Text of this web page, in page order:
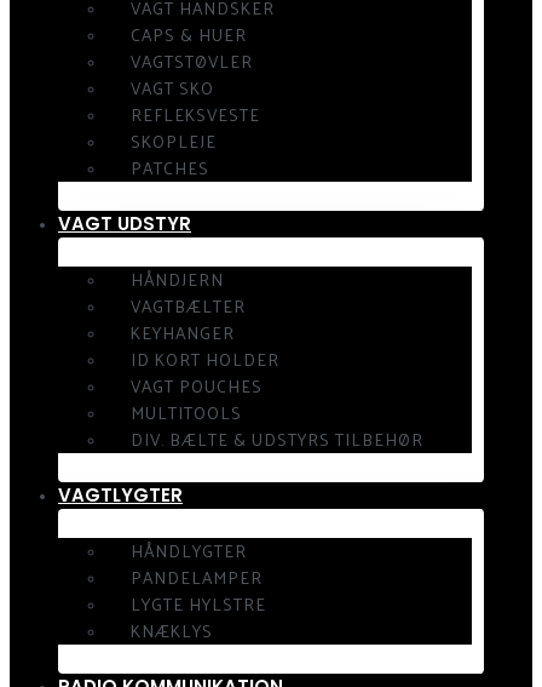
VAGT HANDSKER
CAPS & HUER
VAGTSTØVLER
VAGT SKO
REFLEKSVESTE
SKOPLEJE
PATCHES
VAGT UDSTYR
HÅNDJERN
VAGTBÆLTER
KEYHANGER
ID KORT HOLDER
VAGT POUCHES
MULTITOOLS
DIV. BÆLTE & UDSTYRS TILBEHØR
VAGTLYGTER
HÅNDLYGTER
PANDELAMPER
LYGTE HYLSTRE
KNÆKLYS